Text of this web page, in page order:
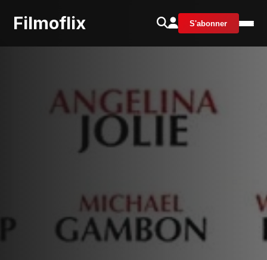
Filmoflix S'abonner